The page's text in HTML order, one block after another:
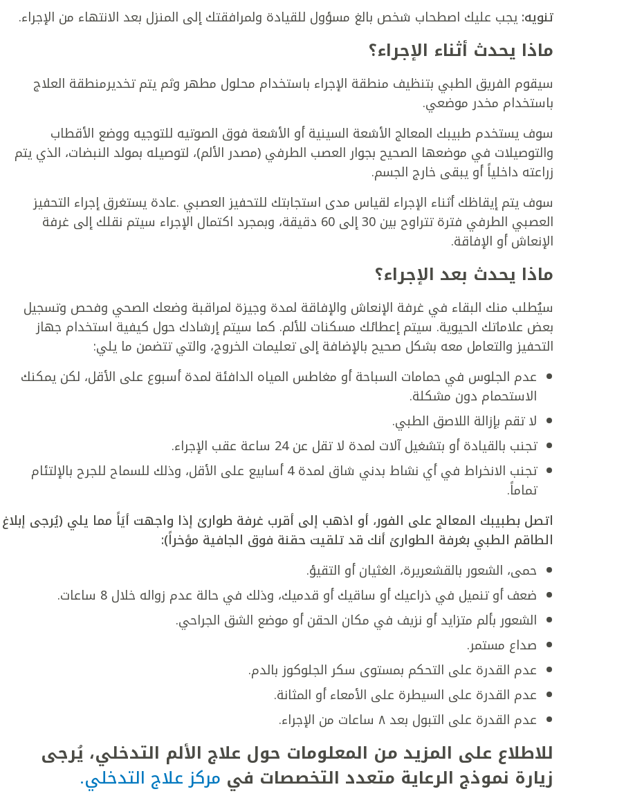
تنويه: يجب عليك اصطحاب شخص بالغ مسؤول للقيادة ولمرافقتك إلى المنزل بعد الانتهاء من الإجراء.
ماذا يحدث أثناء الإجراء؟
سيقوم الفريق الطبي بتنظيف منطقة الإجراء باستخدام محلول مطهر وثم يتم تخديرمنطقة العلاج
باستخدام مخدر موضعي.
سوف يستخدم طبيبك المعالج الأشعة السينية أو الأشعة فوق الصوتيه للتوجيه ووضع الأقطاب
والتوصيلات في موضعها الصحيح بجوار العصب الطرفي (مصدر الألم)، لتوصيله بمولد النبضات، الذي يتم
زراعته داخلياً أو يبقى خارج الجسم.
سوف يتم إيقاظك أثناء الإجراء لقياس مدى استجابتك للتحفيز العصبي .عادة يستغرق إجراء التحفيز
العصبي الطرفي فترة تتراوح بين 30 إلى 60 دقيقة، وبمجرد اكتمال الإجراء سيتم نقلك إلى غرفة
الإنعاش أو الإفاقة.
ماذا يحدث بعد الإجراء؟
سيُطلب منك البقاء في غرفة الإنعاش والإفاقة لمدة وجيزة لمراقبة وضعك الصحي وفحص وتسجيل
بعض علاماتك الحيوية. سيتم إعطائك مسكنات للألم. كما سيتم إرشادك حول كيفية استخدام جهاز
التحفيز والتعامل معه بشكل صحيح بالإضافة إلى تعليمات الخروج، والتي تتضمن ما يلي:
عدم الجلوس في حمامات السباحة أو مغاطس المياه الدافئة لمدة أسبوع على الأقل، لكن يمكنك
الاستحمام دون مشكلة.
لا تقم بإزالة اللاصق الطبي.
تجنب بالقيادة أو بتشغيل آلات لمدة لا تقل عن 24 ساعة عقب الإجراء.
تجنب الانخراط في أي نشاط بدني شاق لمدة 4 أسابيع على الأقل، وذلك للسماح للجرح بالإلتئام
تماماً.
اتصل بطبيبك المعالج على الفور، أو اذهب إلى أقرب غرفة طوارئ إذا واجهت أيَاً مما يلي (يُرجى إبلاغ
الطاقم الطبي بغرفة الطوارئ أنك قد تلقيت حقنة فوق الجافية مؤخراً):
حمى، الشعور بالقشعريرة، الغثيان أو التقيؤ.
ضعف أو تنميل في ذراعيك أو ساقيك أو قدميك، وذلك في حالة عدم زواله خلال 8 ساعات.
الشعور بألم متزايد أو نزيف في مكان الحقن أو موضع الشق الجراحي.
صداع مستمر.
عدم القدرة على التحكم بمستوى سكر الجلوكوز بالدم.
عدم القدرة على السيطرة على الأمعاء أو المثانة.
عدم القدرة على التبول بعد ٨ ساعات من الإجراء.
للاطلاع على المزيد من المعلومات حول علاج الألم التدخلي، يُرجى
زيارة نموذج الرعاية متعدد التخصصات في مركز علاج التدخلي.